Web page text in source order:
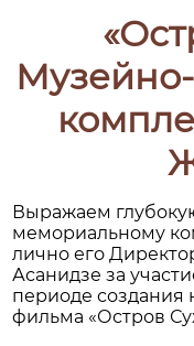
Выражаем
мемориальному
лично его
Асанидзе за
периоде создания
фильма «Остров